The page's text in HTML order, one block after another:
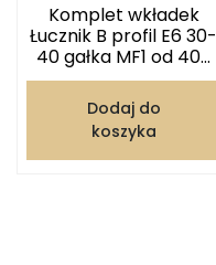
Komplet wkładek
Łucznik B profil E6 30-
40 gałka MF1 od 40...
Dodaj do
koszyka